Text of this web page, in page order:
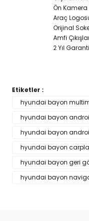
Ön Kamera
Araç
Orijinal
Amfi
2 Yıl Garanti
Bu
Bu ürünün fiyat bilgisi,
kullanarak tarafımıza
Görüş ve önerileriniz
Ürün
Ürün bilgilerinde
Etiketler :
hyundai bayon
hyundai bayon
hyundai bayon
hyundai bayon
hyundai bayon geri
hyundai bayon